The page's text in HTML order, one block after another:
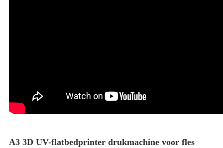
A3 3D UV-flatbedprinter drukmachine voor fles